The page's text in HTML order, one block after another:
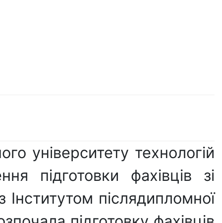
університету технологій
підготовки фахівців зі
післядипломної